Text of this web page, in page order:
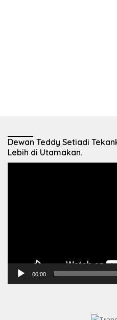
Dewan Teddy Setiadi
Lebih di Utamakan.
00:00